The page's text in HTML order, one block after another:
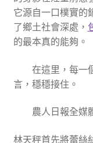
它源自一口樸實的
了鄉土社會深處，
的最本真的能夠。
在這里，每一
言，穩穩接住。
農人日報全媒
林天秤首先將蕾絲